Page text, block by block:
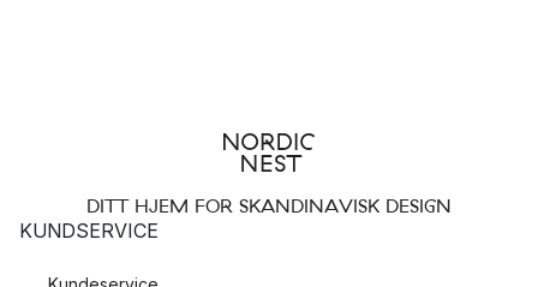
DITT HJEM FOR SKANDINAVISK DESIGN
KUNDSERVICE